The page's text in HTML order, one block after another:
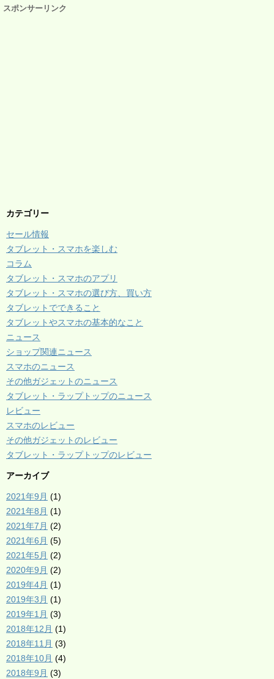
スポンサーリンク
カテゴリー
セール情報
タブレット・スマホを楽しむ
コラム
タブレット・スマホのアプリ
タブレット・スマホの選び方、買い方
タブレットでできること
タブレットやスマホの基本的なこと
ニュース
ショップ関連ニュース
スマホのニュース
その他ガジェットのニュース
タブレット・ラップトップのニュース
レビュー
スマホのレビュー
その他ガジェットのレビュー
タブレット・ラップトップのレビュー
アーカイブ
2021年9月 (1)
2021年8月 (1)
2021年7月 (2)
2021年6月 (5)
2021年5月 (2)
2020年9月 (2)
2019年4月 (1)
2019年3月 (1)
2019年1月 (3)
2018年12月 (1)
2018年11月 (3)
2018年10月 (4)
2018年9月 (3)